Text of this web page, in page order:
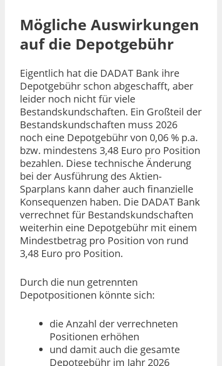
Mögliche Auswirkungen
auf die Depotgebühr
Eigentlich hat die DADAT Bank ihre
Depotgebühr schon abgeschafft, aber
leider noch nicht für viele
Bestandskundschaften. Ein Großteil der
Bestandskundschaften muss 2026
noch eine Depotgebühr von 0,06 % p.a.
bzw. mindestens 3,48 Euro pro Position
bezahlen. Diese technische Änderung
bei der Ausführung des Aktien-
Sparplans kann daher auch finanzielle
Konsequenzen haben. Die DADAT Bank
verrechnet für Bestandskundschaften
weiterhin eine Depotgebühr mit einem
Mindestbetrag pro Position von rund
3,48 Euro pro Position.
Durch die nun getrennten
Depotpositionen könnte sich:
die Anzahl der verrechneten
Positionen erhöhen
und damit auch die gesamte
Depotgebühr im Jahr 2026